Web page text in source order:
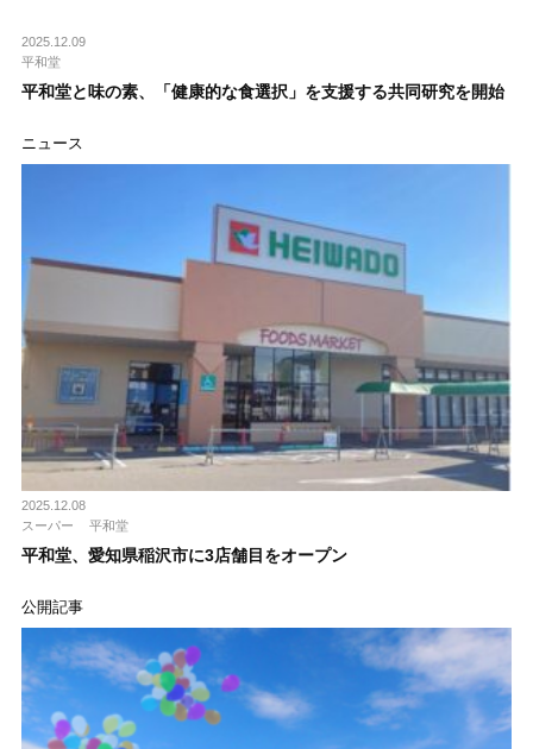
2025.12.09
平和堂
平和堂と味の素、「健康的な食選択」を支援する共同研究を開始
ニュース
2025.12.08
スーパー
平和堂
平和堂、愛知県稲沢市に3店舗目をオープン
公開記事